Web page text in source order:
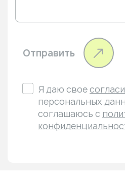
Отправить
Я даю свое
персональных
соглашаюсь с